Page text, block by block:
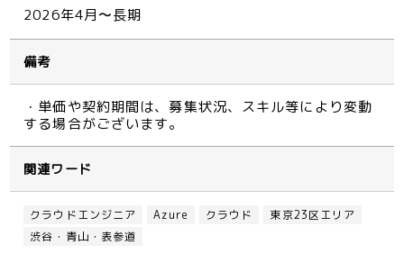
2026年4月〜長期
備考
・単価や契約期間は、募集状況、スキル等により変動
する場合がございます。
関連ワード
クラウドエンジニア Azure クラウド
東京23区エリア
渋谷・青山・表参道